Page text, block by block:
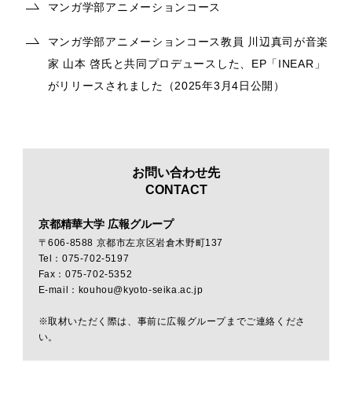
マンガ学部アニメーションコース
マンガ学部アニメーションコース教員 川辺真司が音楽
家 山本 啓氏と共同プロデュースした、EP「INEAR」
がリリースされました（2025年3月4日公開）
お問い合わせ先
CONTACT
京都精華大学 広報グループ
〒606-8588 京都市左京区岩倉木野町137
Tel：075-702-5197
Fax：075-702-5352
E-mail：kouhou@kyoto-seika.ac.jp
※取材いただく際は、事前に広報グループまでご連絡くださ
い。